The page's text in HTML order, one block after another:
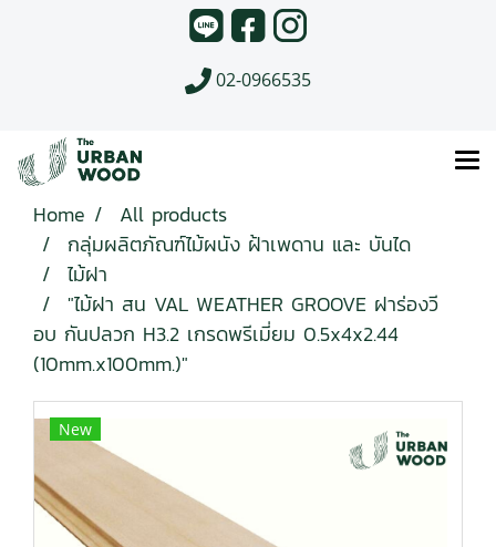
02-0966535
Home
All products
กลุ่มผลิตภัณฑ์ไม้ผนัง ฝ้าเพดาน และ บันได
ไม้ฝา
"ไม้ฝา สน VAL WEATHER GROOVE ฝาร่องวี
อบ กันปลวก H3.2 เกรดพรีเมี่ยม 0.5x4x2.44
(10mm.x100mm.)"
New